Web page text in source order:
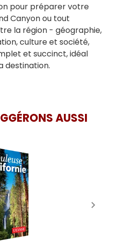
pour préparer votre
Canyon ou tout
la région - géographie,
culture et société,
et succinct, idéal
destination.
AUSSI